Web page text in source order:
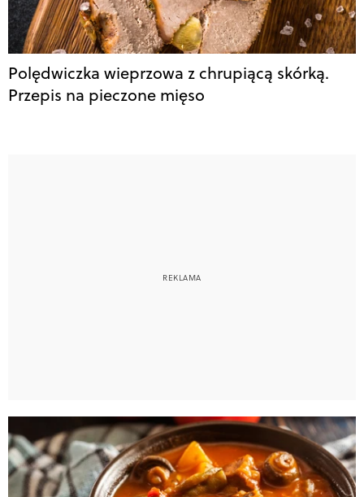
Polędwiczka wieprzowa z chrupiącą skórką.
Przepis na pieczone mięso